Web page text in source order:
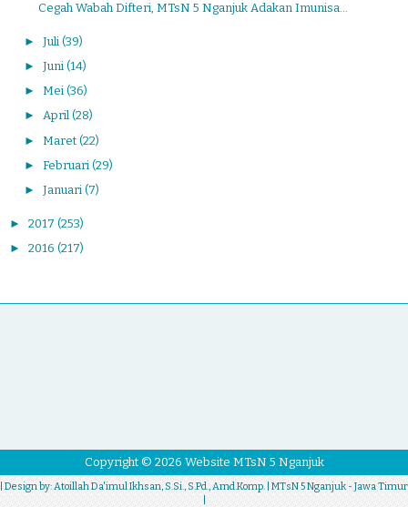
Cegah Wabah Difteri, MTsN 5 Nganjuk Adakan Imunisa...
► Juli (39)
► Juni (14)
► Mei (36)
► April (28)
► Maret (22)
► Februari (29)
► Januari (7)
► 2017 (253)
► 2016 (217)
Copyright © 2026 Website MTsN 5 Nganjuk
| Design by:Atoillah Da'imul Ikhsan, S.Si., S.Pd., Amd.Komp. | MTsN 5 Nganjuk - Jawa Timur